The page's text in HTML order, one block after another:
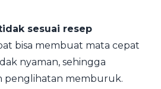
sesuai resep
bisa membuat mata cepat
nyaman, sehingga
penglihatan memburuk.